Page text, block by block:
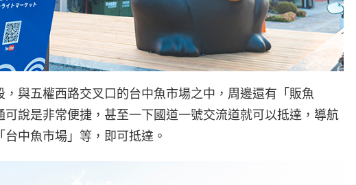
與五權西路交叉口的台中魚市場之中，周邊還有「販魚
可說是非常便捷，甚至一下國道一號交流道就可以抵達，導航
中魚市場」等，即可抵達。